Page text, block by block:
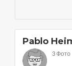
Pablo
3 Фото